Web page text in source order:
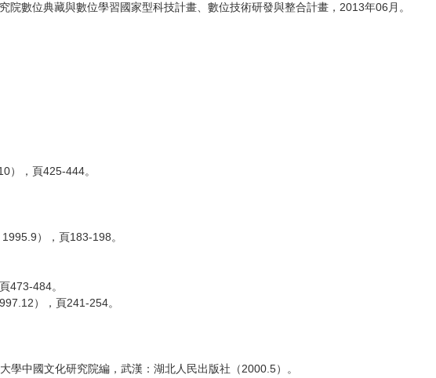
數位典藏與數位學習國家型科技計畫、數位技術研發與整合計畫，2013年06月。
），頁425-444。
），頁183-198。
473-484。
），頁241-254。
中國文化研究院編，武漢：湖北人民出版社（2000.5）。